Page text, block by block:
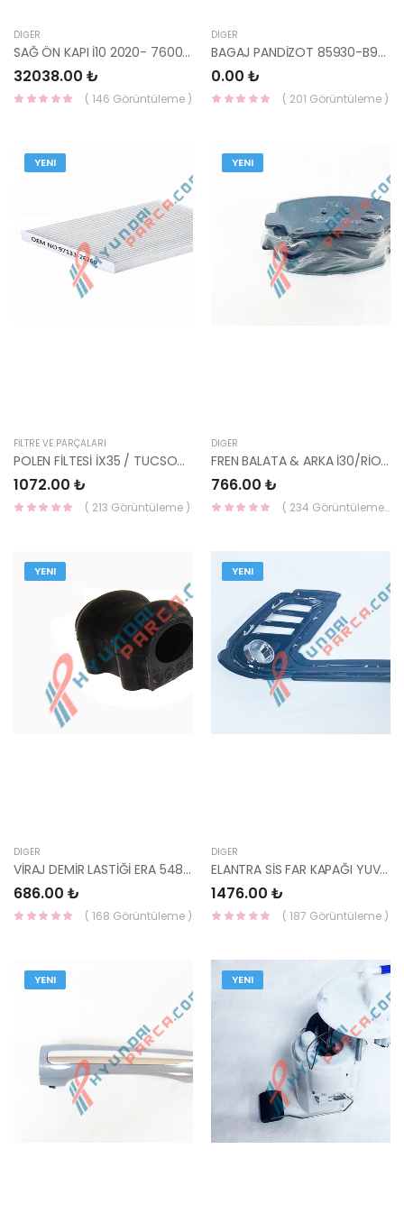
DIĞER
SAĞ ÖN KAPI İ10 2020- 76004-K7000-HMC
32038.00 ₺
( 146 Görüntüleme )
DIĞER
BAGAJ PANDİZOT 85930-B9000PYN-HMC
0.00 ₺
( 201 Görüntüleme )
YENI
FİLTRE VE PARÇALARI
POLEN FİLTESİ İX35 / TUCSON 97133-2E260-HMC
1072.00 ₺
( 213 Görüntüleme )
YENI
DIĞER
FREN BALATA & ARKA İ30/RİO/İX35/CEED/CRTO/SPORTAGE 58302-1GA00-YS
766.00 ₺
( 234 Görüntüleme )
YENI
DIĞER
VİRAJ DEMİR LASTİĞİ ERA 54813-1G100-HMC
686.00 ₺
( 168 Görüntüleme )
YENI
DIĞER
ELANTRA SİS FAR KAPAĞI YUVARLAK SİS SAĞ 2015- 86564-F2300EB-HMC
1476.00 ₺
( 187 Görüntüleme )
YENI YENI